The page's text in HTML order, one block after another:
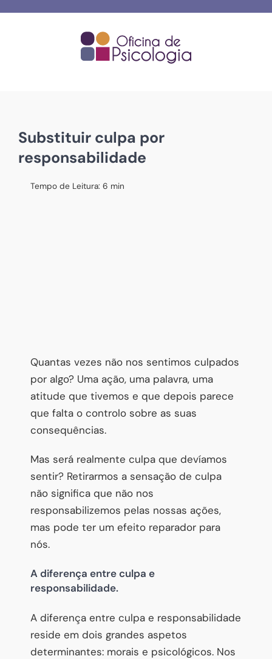
Substituir culpa por
responsabilidade
Tempo de Leitura: 6 min
Quantas vezes não nos sentimos culpados
por algo? Uma ação, uma palavra, uma
atitude que tivemos e que depois parece
que falta o controlo sobre as suas
consequências.
Mas será realmente culpa que devíamos
sentir? Retirarmos a sensação de culpa
não significa que não nos
responsabilizemos pelas nossas ações,
mas pode ter um efeito reparador para
nós.
A diferença entre culpa e
responsabilidade.
A diferença entre culpa e responsabilidade
reside em dois grandes aspetos
determinantes: morais e psicológicos. Nos